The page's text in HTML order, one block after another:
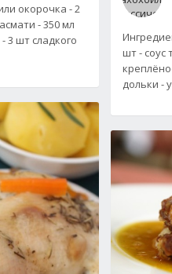
окорочка - 2
- 350 мл
3 шт сладкого
шт - соус
дольки -